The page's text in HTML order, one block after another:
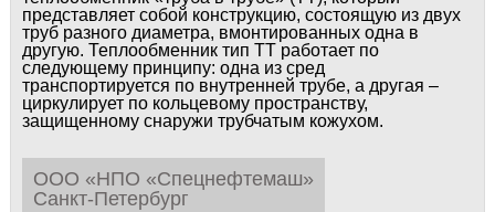
представляет собой конструкцию, состоящую из двух
труб разного диаметра, вмонтированных одна в
другую. Теплообменник тип ТТ работает по
следующему принципу: одна из сред
транспортируется по внутренней трубе, а другая –
циркулирует по кольцевому пространству,
защищенному снаружи трубчатым кожухом.
ООО «НПО «Спецнефтемаш»
Санкт-Петербург